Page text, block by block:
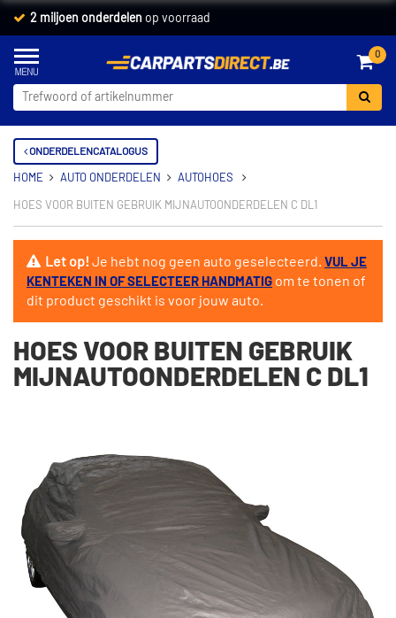
2 miljoen onderdelen op voorraad
0
ONDERDELENCATALOGUS
HOME AUTO ONDERDELEN AUTOHOES
HOES VOOR BUITEN GEBRUIK MIJNAUTOONDERDELEN C DL1
Let op!Je hebt nog geen auto geselecteerd. VUL JE
KENTEKEN IN OF SELECTEER HANDMATIG om te tonen of
dit product geschikt is voor jouw auto.
HOES VOOR BUITEN GEBRUIK
MIJNAUTOONDERDELEN C DL1